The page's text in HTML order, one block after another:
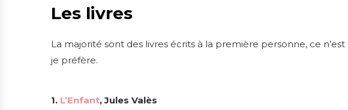
Les livres
La majorité sont des livres écrits à la première personne, ce
je préfère.
1. L’Enfant, Jules Valès